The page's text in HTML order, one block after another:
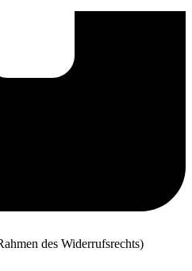
des Widerrufsrechts)